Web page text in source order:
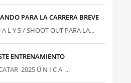
PARA LA CARRERA BREVE
A L Y S / SHOOT OUT PARA LA...
ENTRENAMIENTO
2025 Ú N I C A ...